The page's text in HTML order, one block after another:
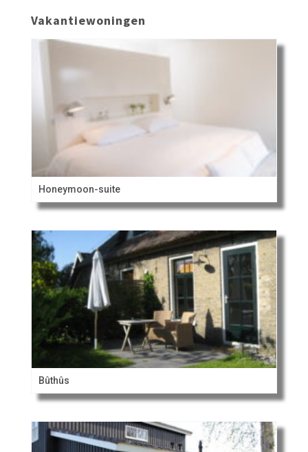
Vakantiewoningen
Honeymoon-suite
Bûthûs